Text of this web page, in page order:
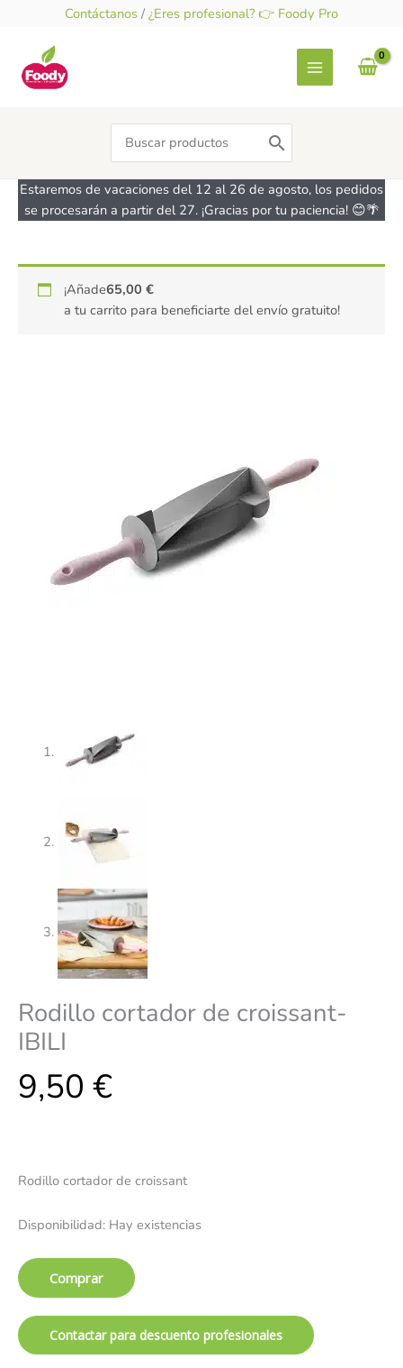
contenido
Contáctanos / ¿Eres profesional? 👉 Foody Pro
Search
for:
Estaremos de vacaciones del 12 al 26 de agosto, los pedidos
se procesarán a partir del 27. ¡Gracias por tu paciencia! 😊🌴
¡Añade65,00€
a tu carrito para beneficiarte del envío gratuito!
Rodillo cortador de croissant-
IBILI
9,50 €
Rodillo cortador de croissant
Disponibilidad: Hay existencias
Rodillo
cortador
Comprar
Contactar para descuento profesionales